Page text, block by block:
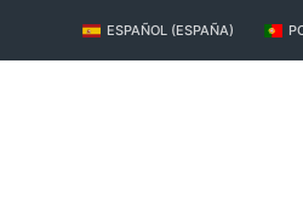
ESPAÑOL (ESPAÑA)